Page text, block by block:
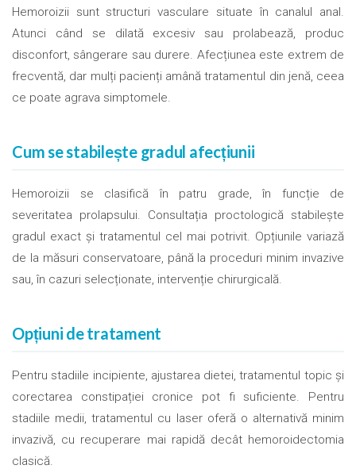
Hemoroizii sunt structuri vasculare situate în canalul anal.
Atunci când se dilată excesiv sau prolabează, produc
disconfort, sângerare sau durere. Afecțiunea este extrem de
frecventă, dar mulți pacienți amână tratamentul din jenă, ceea
ce poate agrava simptomele.
Cum se stabilește gradul afecțiunii
Hemoroizii se clasifică în patru grade, în funcție de
severitatea prolapsului. Consultația proctologică stabilește
gradul exact și tratamentul cel mai potrivit. Opțiunile variază
de la măsuri conservatoare, până la proceduri minim invazive
sau, în cazuri selecționate, intervenție chirurgicală.
Opțiuni de tratament
Pentru stadiile incipiente, ajustarea dietei, tratamentul topic și
corectarea constipației cronice pot fi suficiente. Pentru
stadiile medii, tratamentul cu laser oferă o alternativă minim
invazivă, cu recuperare mai rapidă decât hemoroidectomia
clasică.